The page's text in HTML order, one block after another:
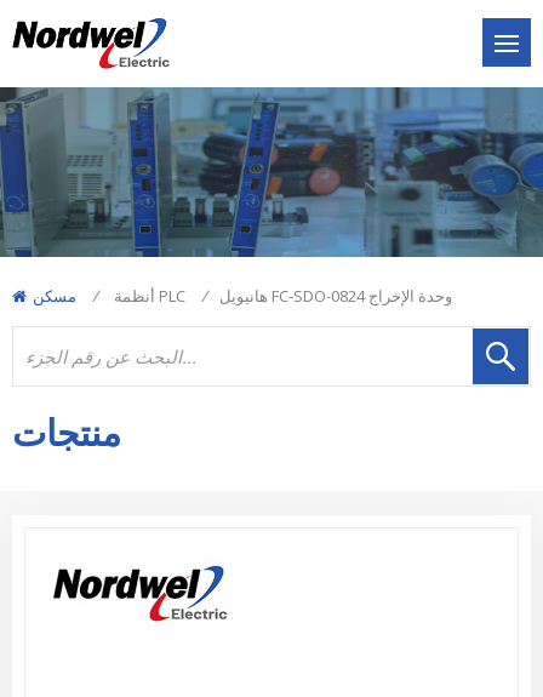
مسكن / أنظمة PLC / هانيويل FC-SDO-0824 وحدة الإخراج
منتجات